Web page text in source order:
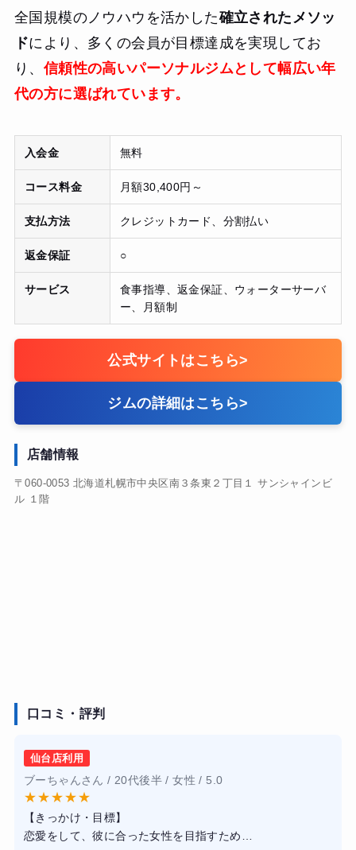
全国規模のノウハウを活かした確立されたメソッ
ドにより、多くの会員が目標達成を実現してお
り、 信頼性の高いパーソナルジムとして幅広い年
代の方に選ばれています。
入会金 無料
コース料金 月額30,400円～
支払方法 クレジットカード、分割払い
返金保証 ○
サービス
食事指導、返金保証、ウォーターサーバ
ー、月額制
公式サイトはこちら>
ジムの詳細はこちら>
店舗情報
〒060-0053 北海道札幌市中央区南３条東２丁目１ サンシャインビ
ル １階
口コミ・評判
仙台店利用
ブーちゃんさん / 20代後半 / 女性 / 5.0
★★★★★
【きっかけ・目標】
恋愛をして、彼に合った女性を目指すため